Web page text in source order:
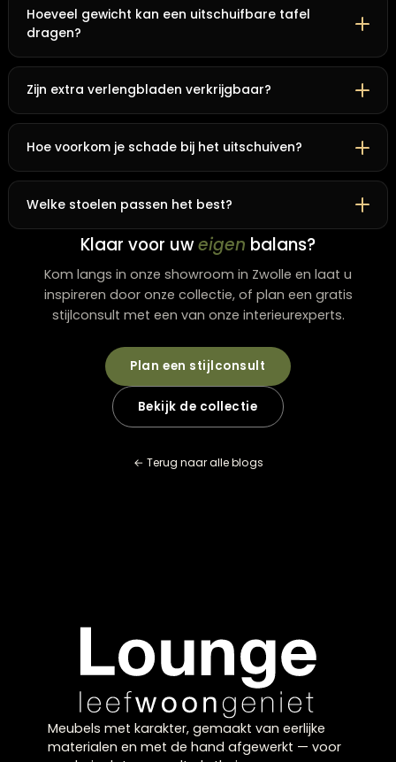
duurzaam aanbod met verschillende stijlen en
afwerkingen.
Veelgestelde vragen
Hoe onderhoud ik het mechanisme?
Reinig de geleiders met een droge doek en gebruik
enkele keren per jaar siliconenspray of meubelwax.
Controleer de bevestigingen regelmatig.
Wat doe ik bij stroef uitschuiven?
Hoeveel gewicht kan een uitschuifbare tafel
Zijn extra verlengbladen verkrijgbaar?
Klaar voor uweigenbalans?
Kom langs in onze showroom in Zwolle en laat u
inspireren door onze collectie, of plan een gratis
stijlconsult met een van onze interieurexperts.